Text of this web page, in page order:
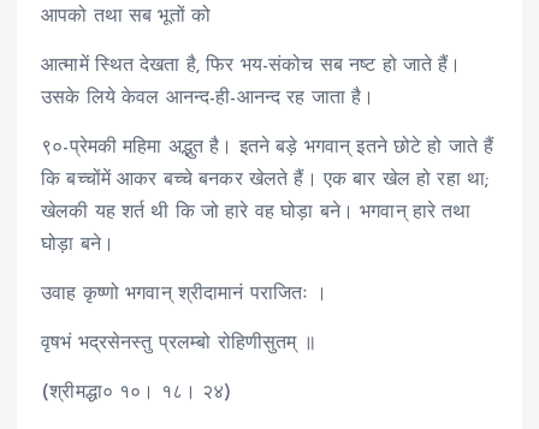
आपको तथा सब भूतों को
आत्मामें स्थित देखता है, फिर भय-संकोच सब नष्ट हो जाते हैं।
उसके लिये केवल आनन्द-ही-आनन्द रह जाता है।
९०-प्रेमकी महिमा अद्भुत है। इतने बड़े भगवान् इतने छोटे हो जाते हैं
कि बच्चोंमें आकर बच्चे बनकर खेलते हैं। एक बार खेल हो रहा था;
खेलकी यह शर्त थी कि जो हारे वह घोड़ा बने। भगवान् हारे तथा
घोड़ा बने।
उवाह कृष्णो भगवान् श्रीदामानं पराजितः ।
वृषभं भद्रसेनस्तु प्रलम्बो रोहिणीसुतम् ॥
(श्रीमद्धा० १०। १८। २४)